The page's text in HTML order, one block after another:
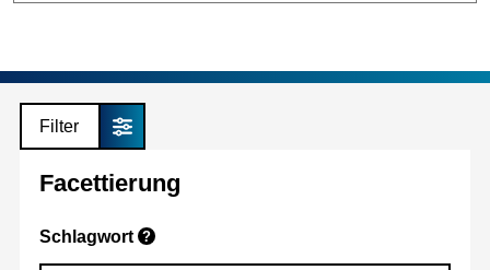
Filter
Facettierung
Schlagwort ?